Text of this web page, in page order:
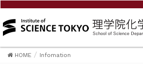
HOME Infomation